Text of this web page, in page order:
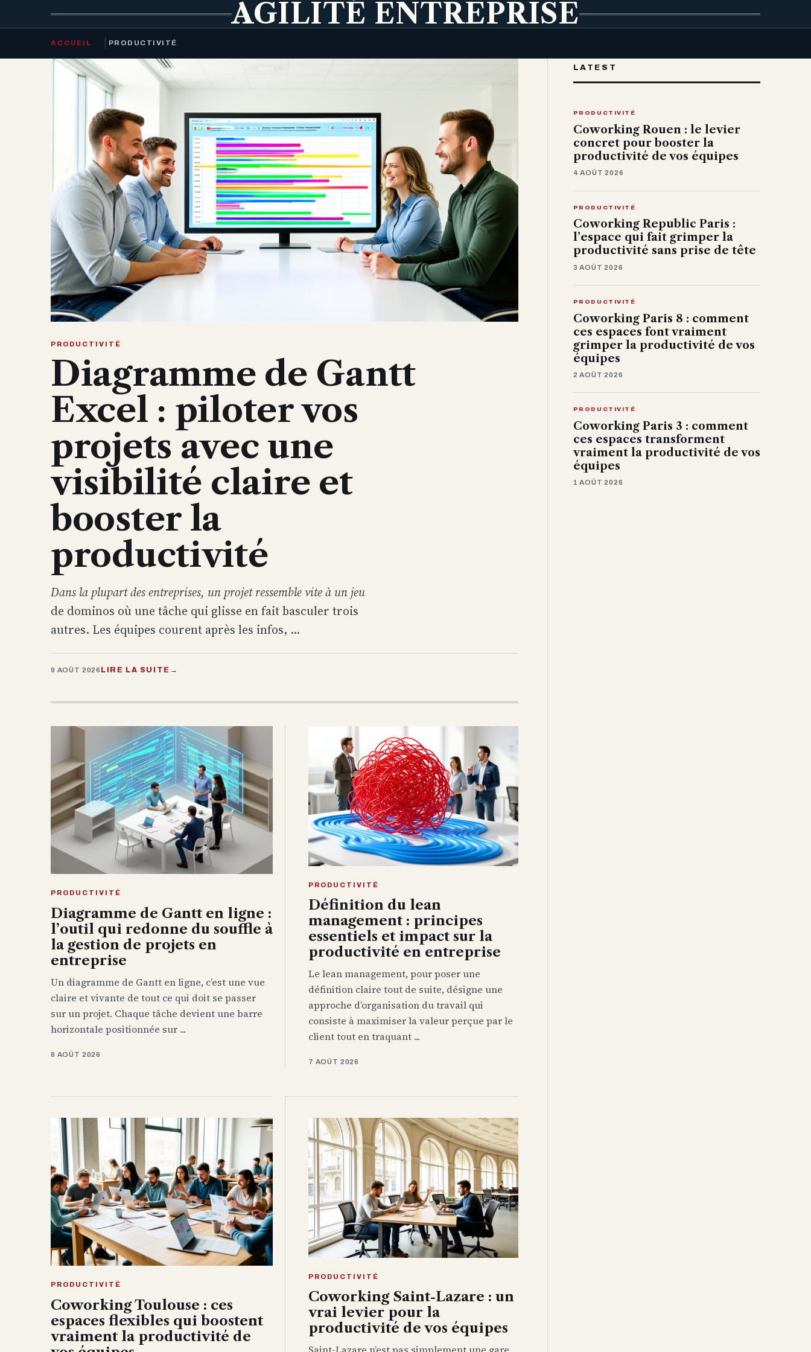
AGILITÉ ENTREPRISE
ACCUEIL PRODUCTIVITÉ
PRODUCTIVITÉ
Diagramme de Gantt
Excel : piloter vos
projets avec une
visibilité claire et
booster la
productivité
Dans la plupart des entreprises, un projet ressemble vite à un jeu
de dominos où une tâche qui glisse en fait basculer trois
autres. Les équipes courent après les infos, ...
9 AOÛT 2026 LIRE LA SUITE →
PRODUCTIVITÉ
Diagramme de Gantt en ligne :
l’outil qui redonne du souffle à
la gestion de projets en
entreprise
Un diagramme de Gantt en ligne, c’est une vue
claire et vivante de tout ce qui doit se passer
sur un projet. Chaque tâche devient une barre
horizontale positionnée sur ...
8 AOÛT 2026
PRODUCTIVITÉ
Définition du lean
management : principes
essentiels et impact sur la
productivité en entreprise
Le lean management, pour poser une
définition claire tout de suite, désigne une
approche d’organisation du travail qui
consiste à maximiser la valeur perçue par le
client tout en traquant ...
7 AOÛT 2026
PRODUCTIVITÉ
Coworking Toulouse : ces
espaces flexibles qui boostent
vraiment la productivité de
PRODUCTIVITÉ
Coworking Saint-Lazare : un
vrai levier pour la
productivité de vos équipes
LATEST
PRODUCTIVITÉ
Coworking Rouen : le levier
concret pour booster la
productivité de vos équipes
4 AOÛT 2026
PRODUCTIVITÉ
Coworking Republic Paris :
l’espace qui fait grimper la
productivité sans prise de tête
3 AOÛT 2026
PRODUCTIVITÉ
Coworking Paris 8 : comment
ces espaces font vraiment
grimper la productivité de vos
équipes
2 AOÛT 2026
PRODUCTIVITÉ
Coworking Paris 3 : comment
ces espaces transforment
vraiment la productivité de vos
équipes
1 AOÛT 2026